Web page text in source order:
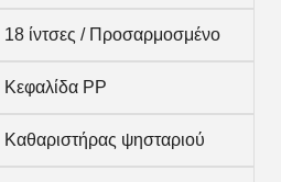
18 ίντσες / Προσαρμοσμένο
Κεφαλίδα PP
Καθαριστήρας ψησταριού